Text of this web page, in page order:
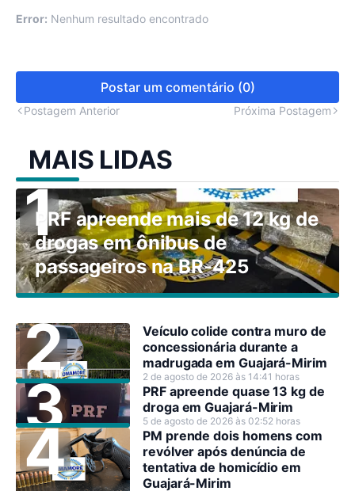
Error: Nenhum resultado encontrado
Postar um comentário (0)
Postagem Anterior Próxima Postagem
MAIS LIDAS
PRF apreende mais de 12 kg de
drogas em ônibus de
passageiros na BR-425
Veículo colide contra muro de
concessionária durante a
madrugada em Guajará-Mirim
2 de agosto de 2026 às 14:41 horas
PRF apreende quase 13 kg de
droga em Guajará-Mirim
5 de agosto de 2026 às 02:52 horas
PM prende dois homens com
revólver após denúncia de
tentativa de homicídio em
Guajará-Mirim